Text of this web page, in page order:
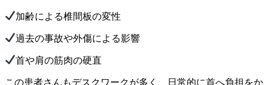
加齢による椎間板の変性
過去の事故や外傷による影響
首や肩の筋肉の硬直
この患者さんもデスクワークが多く、日常的に首へ負担をか